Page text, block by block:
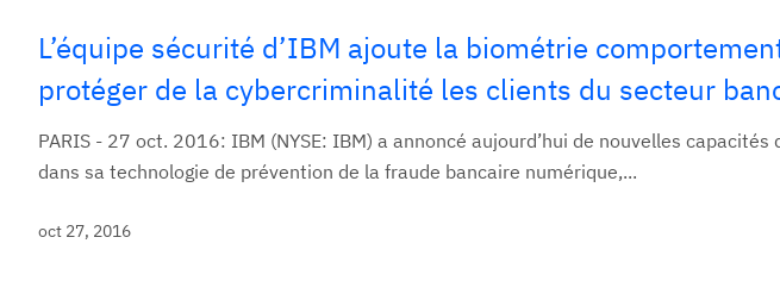
L’équipe sécurité d’IBM ajoute la biométrie
protéger de la cybercriminalité les clients du secteur
PARIS - 27 oct. 2016: IBM (NYSE: IBM) a annoncé aujourd’hui de nouvelles
dans sa technologie de prévention de la fraude bancaire numérique,...
oct 27, 2016